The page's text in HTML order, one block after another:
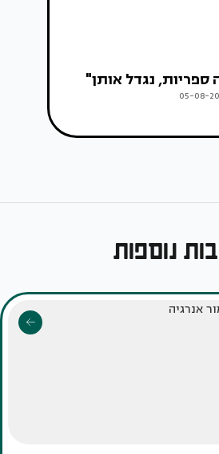
ספריות, נגדל אותן"
05-08-
נוספות